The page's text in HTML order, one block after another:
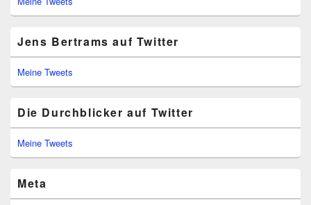
Jens Bertrams auf Twitter
Meine Tweets
Die Durchblicker auf Twitter
Meine Tweets
Meta